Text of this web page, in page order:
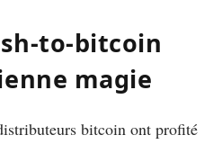
to-bitcoin
magie
bitcoin ont profité